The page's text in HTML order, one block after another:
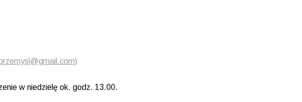
)
w niedzielę ok. godz. 13.00.